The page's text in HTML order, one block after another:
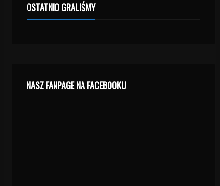
OSTATNIO GRALIŚMY
NASZ FANPAGE NA FACEBOOKU